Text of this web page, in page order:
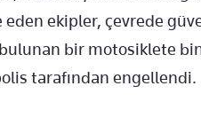
ekipler, çevrede
bir motosiklete
tarafından engellendi.